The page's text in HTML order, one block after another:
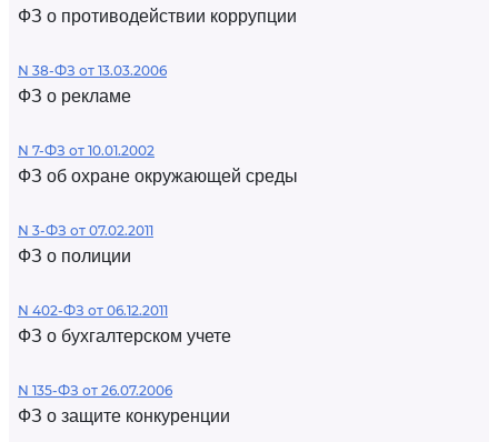
ФЗ о противодействии коррупции
N 38-ФЗ от 13.03.2006
ФЗ о рекламе
N 7-ФЗ от 10.01.2002
ФЗ об охране окружающей среды
N 3-ФЗ от 07.02.2011
ФЗ о полиции
N 402-ФЗ от 06.12.2011
ФЗ о бухгалтерском учете
N 135-ФЗ от 26.07.2006
ФЗ о защите конкуренции